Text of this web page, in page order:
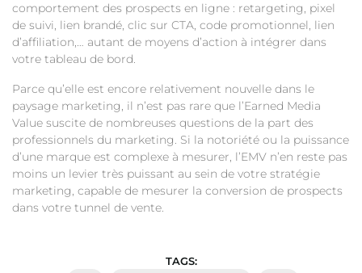
comportement des prospects en ligne : retargeting, pixel
de suivi, lien brandé, clic sur CTA, code promotionnel, lien
d’affiliation,… autant de moyens d’action à intégrer dans
votre tableau de bord.
Parce qu’elle est encore relativement nouvelle dans le
paysage marketing, il n’est pas rare que l’Earned Media
Value suscite de nombreuses questions de la part des
professionnels du marketing. Si la notoriété ou la puissance
d’une marque est complexe à mesurer, l’EMV n’en reste pas
moins un levier très puissant au sein de votre stratégie
marketing, capable de mesurer la conversion de prospects
dans votre tunnel de vente.
TAGS: